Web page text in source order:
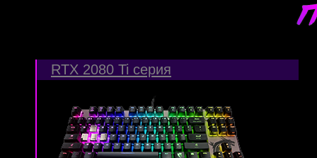
RTX 2080 Ti серия